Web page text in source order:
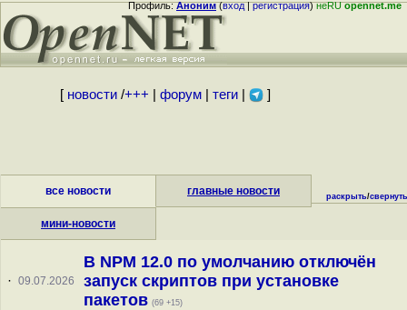
Профиль:Аноним(вход|регистрация)неRUopennet.me
[ новости/+++ форум| теги| ]
все новости главные новости
мини-новости
раскрыть/свернуть
· 09.07.2026
В NPM 12.0 по умолчанию отключён
запуск скриптов при установке
пакетов (69 +15)